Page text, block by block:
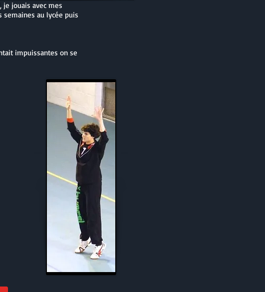
je jouais avec mes
semaines au lycée puis
impuissantes on se